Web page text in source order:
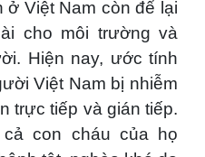
ở Việt Nam còn để lại
cho môi trường và
Hiện nay, ước tính
Việt Nam bị nhiễm
trực tiếp và gián tiếp.
con cháu của họ